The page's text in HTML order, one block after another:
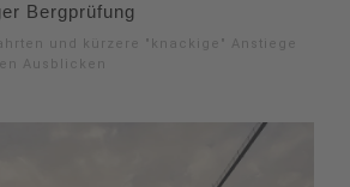
Bergprüfung
und kürzere "knackige" Anstiege
Ausblicken